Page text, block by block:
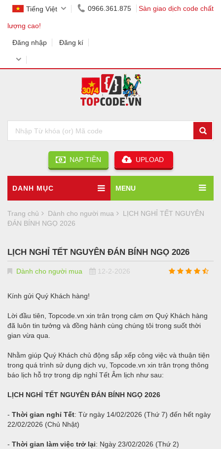
Tiếng Việt 0966.361.875 Sàn giao dịch code chất
lượng cao!
Đăng nhập Đăng kí
NẠP TIỀN UPLOAD
DANH MỤC MENU
Trang chủ Dành cho người mua
LỊCH NGHỈ TẾT NGUYÊN
ĐÁN BÍNH NGỌ 2026
LỊCH NGHỈ TẾT NGUYÊN ĐÁN BÍNH NGỌ 2026
Dành cho người mua 12-2-2026
Kính gửi Quý Khách hàng!
Lời đầu tiên, Topcode.vn xin trân trọng cảm ơn Quý Khách hàng
đã luôn tin tưởng và đồng hành cùng chúng tôi trong suốt thời
gian vừa qua.
Nhằm giúp Quý Khách chủ động sắp xếp công việc và thuận tiện
trong quá trình sử dụng dịch vụ, Topcode.vn xin trân trọng thông
báo lịch hỗ trợ trong dịp nghỉ Tết Âm lịch như sau:
LỊCH NGHỈ TẾT NGUYÊN ĐÁN BÍNH NGỌ 2026
- Thời gian nghỉ Tết: Từ ngày 14/02/2026 (Thứ 7) đến hết ngày
22/02/2026 (Chủ Nhật)
- Thời gian làm việc trở lại: Ngày 23/02/2026 (Thứ 2)